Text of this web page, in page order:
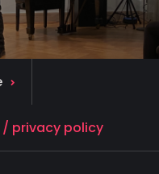
privacy policy